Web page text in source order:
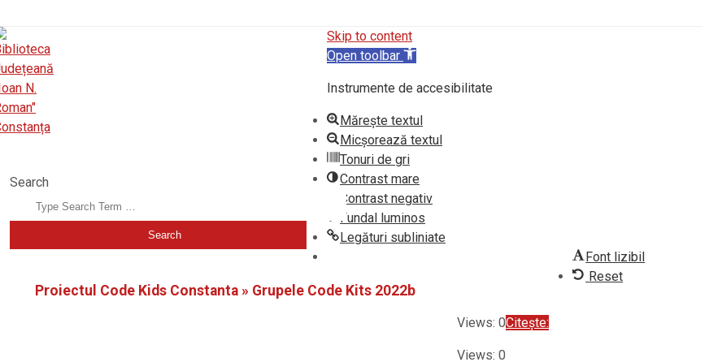
BIBLIOTECA JUDEȚEANĂ "IOAN N. ROMAN" CONSTANȚA
Search
Proiectul Code Kids Constanta » Grupele Code Kits 2022b
Views: 0Citește:
Views: 0
Skip to content
Open toolbar
Instrumente de accesibilitate
Mărește textul
Micșorează textul
Tonuri de gri
Contrast mare
Contrast negativ
Fundal luminos
Legături subliniate
Font lizibil
Reset